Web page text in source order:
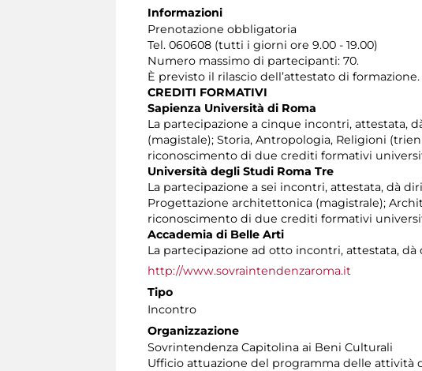
Informazioni
Prenotazione obbligatoria
Tel. 060608 (tutti i giorni ore 9.00 - 19.00)
Numero massimo di partecipanti: 70.
È previsto il rilascio dell’attestato di formazione.
CREDITI FORMATIVI
Sapienza Università di Roma
La partecipazione a cinque incontri, attestata,
(magistale); Storia, Antropologia, Religioni
riconoscimento di due crediti formativi
Università degli Studi Roma Tre
La partecipazione a sei incontri, attestata, dà
Progettazione architettonica (magistrale);
riconoscimento di due crediti formativi
Accademia di Belle Arti
La partecipazione ad otto incontri, attestata,
http://www.sovraintendenzaroma.it
Tipo
Incontro
Organizzazione
Sovrintendenza Capitolina ai Beni Culturali
Ufficio attuazione del programma delle attività